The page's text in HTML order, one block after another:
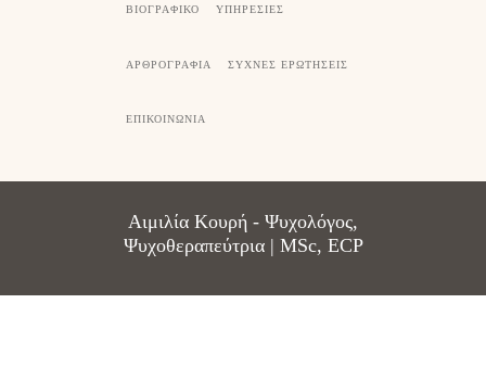
ΒΙΟΓΡΑΦΙΚΟ ΥΠΗΡΕΣΙΕΣ
ΑΡΘΡΟΓΡΑΦΙΑ ΣΥΧΝΕΣ ΕΡΩΤΗΣΕΙΣ
ΕΠΙΚΟΙΝΩΝΙΑ
Αιμιλία Κουρή - Ψυχολόγος,
Ψυχοθεραπεύτρια | MSc, ECP